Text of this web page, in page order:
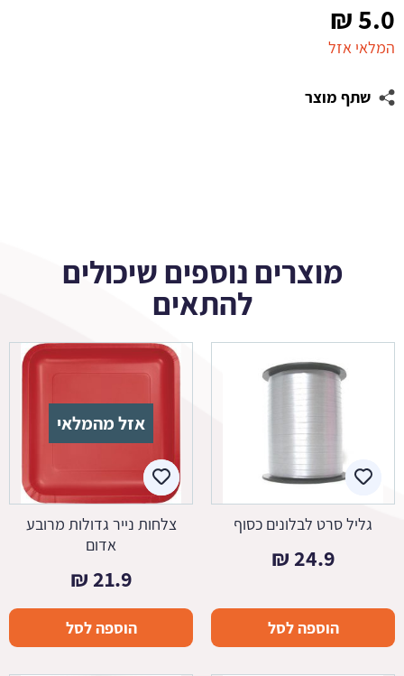
5.0
₪
המלאי אזל
שתף מוצר
מוצרים נוספים שיכולים
להתאים
גליל סרט לבלונים כסוף
24.9
₪
הוספה לסל
אזל מהמלאי
צלחות נייר גדולות מרובע
אדום
21.9
₪
הוספה לסל